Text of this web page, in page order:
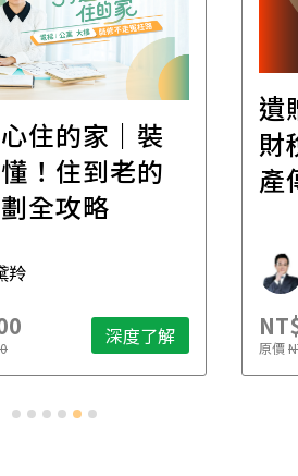
住的家｜裝
！住到老的
全攻略
羚
深度了解
遺
財
產
原價